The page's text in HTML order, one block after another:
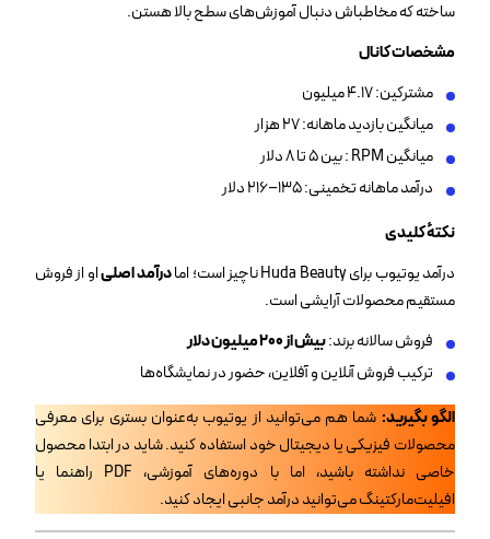
ساخته که مخاطباش دنبال آموزش‌های سطح بالا هستن.
مشخصات کانال
مشترکین: ۴.۱۷ میلیون
میانگین بازدید ماهانه: ۲۷ هزار
میانگین RPM : بین ۵ تا ۸ دلار
درآمد ماهانه تخمینی: ۱۳۵–۲۱۶ دلار
نکتهٔ کلیدی
درآمد یوتیوب برای Huda Beauty ناچیز است؛ اما
درآمد اصلیاو از فروش
مستقیم محصولات آرایشی است.
فروش سالانه برند:بیش از۲۰۰میلیون دلار
ترکیب فروش آنلاین و آفلاین، حضور در نمایشگاه‌ها
الگو بگیرید: شما هم می‌توانید از یوتیوب به‌عنوان بستری برای معرفی
محصولات فیزیکی یا دیجیتال خود استفاده کنید. شاید در ابتدا محصول
خاصی نداشته باشید، اما با دوره‌های آموزشی، PDF راهنما یا
افیلیت‌مارکتینگ می‌توانید درآمد جانبی ایجاد کنید.